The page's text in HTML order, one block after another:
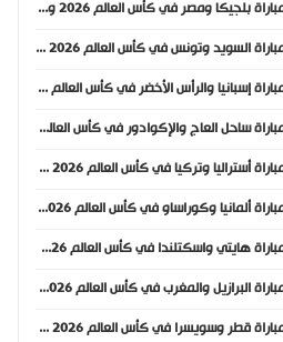
موعد مباراة بلجيكا ومصر في كأس العالم 2026 والقنوات الناقلة
موعد مباراة السويد وتونس في كأس العالم 2026 والقنوات الناقلة
موعد مباراة إسبانيا والرأس الأخضر في كأس العالم 2026 والقنوات الناقلة
موعد مباراة ساحل العاج والإكوادور في كأس العالم 2026 والقنوات الناقلة
موعد مباراة أستراليا وتركيا في كأس العالم 2026 والقنوات الناقلة
موعد مباراة ألمانيا وكوراساو في كأس العالم 2026 والقنوات الناقلة
موعد مباراة هايتي واسكتلندا في كأس العالم 2026 والقنوات الناقلة
موعد مباراة البرازيل والمغرب في كأس العالم 2026 والقنوات الناقلة
موعد مباراة قطر وسويسرا في كأس العالم 2026 والقنوات الناقلة